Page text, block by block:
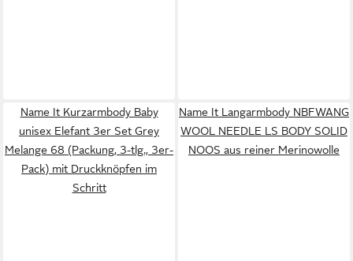
Name It Kurzarmbody Baby
unisex Elefant 3er Set Grey
Melange 68 (Packung, 3-tlg., 3er-
Pack) mit Druckknöpfen im
Schritt
Name It Langarmbody NBFWANG
WOOL NEEDLE LS BODY SOLID
NOOS aus reiner Merinowolle